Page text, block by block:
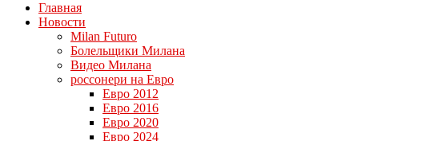
Главная
Новости
Milan Futuro
Болельщики Милана
Видео Милана
россонери на Евро
Евро 2012
Евро 2016
Евро 2020
Евро 2024